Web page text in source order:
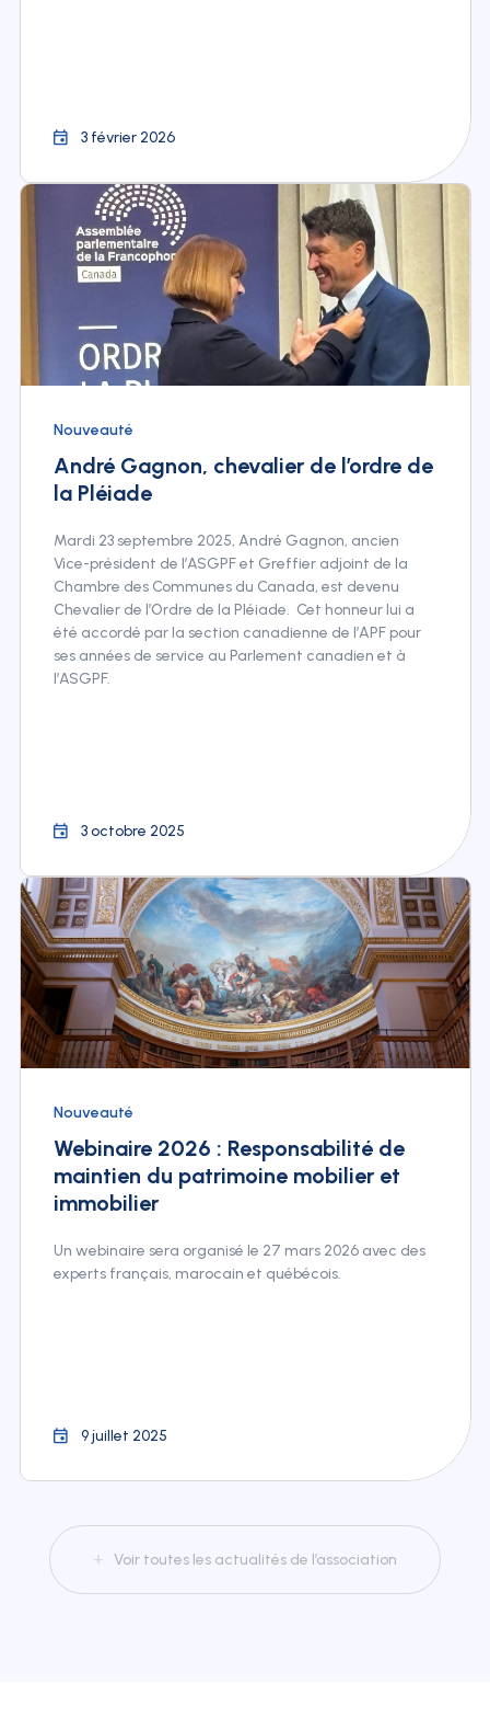
3 février 2026
Nouveauté
André Gagnon, chevalier de l’ordre de
la Pléiade
Mardi 23 septembre 2025, André Gagnon, ancien
Vice-président de l’ASGPF et Greffier adjoint de la
Chambre des Communes du Canada, est devenu
Chevalier de l’Ordre de la Pléiade. Cet honneur lui a
été accordé par la section canadienne de l’APF pour
ses années de service au Parlement canadien et à
l’ASGPF.
3 octobre 2025
Nouveauté
Webinaire 2026 : Responsabilité de
maintien du patrimoine mobilier et
immobilier
Un webinaire sera organisé le 27 mars 2026 avec des
experts français, marocain et québécois.
9 juillet 2025
Voir toutes les actualités de l’association